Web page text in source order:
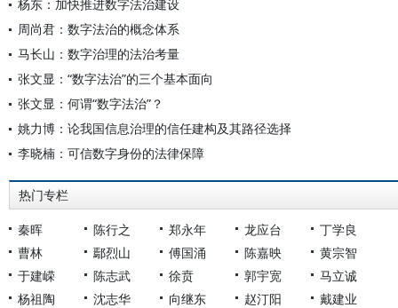
杨东：加快推进数字法治建设
周尚君：数字法治的概念体系
马长山：数字治理的法治考量
张文显：“数字法治”的三个基本面向
张文显：何谓“数字法治”？
姚力博：论我国信息治理的信任建构及其路径选择
李晓楠：可信数字身份的法律保障
热门专栏
秦晖 陈行之 郑永年 龙应台
丁学良
曹林
鄢烈山 傅国涌 陈嘉映
黄宗智
于建嵘
陈志武 徐贲 郭宇宽
马立诚
杨祖陶
沈志华 向继东 赵汀阳
戴建业